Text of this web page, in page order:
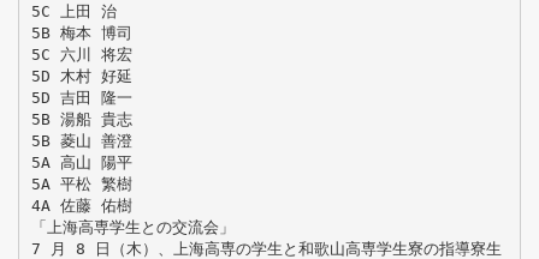
5C 上田 治
5B 梅本 博司
5C 六川 将宏
5D 木村 好延
5D 吉田 隆一
5B 湯船 貴志
5B 菱山 善澄
5A 高山 陽平
5A 平松 繁樹
4A 佐藤 佑樹
「上海高専学生との交流会」
7 月 8 日（木）、上海高専の学生と和歌山高専学生寮の指導寮生